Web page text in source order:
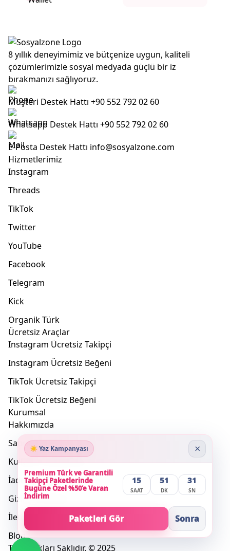
8 yıllık deneyimimiz ve bütçenize uygun, kaliteli
çözümlerimizle sosyal medyada güçlü bir iz
bırakmanızı sağlıyoruz.
Müşteri Destek Hattı +90 552 792 02 60
Whatsapp Destek Hattı +90 552 792 02 60
E-Posta Destek Hattı info@sosyalzone.com
Hizmetlerimiz
Instagram
Threads
TikTok
Twitter
YouTube
Facebook
Telegram
Kick
Organik Türk
Ücretsiz Araçlar
Instagram Ücretsiz Takipçi
Instagram Ücretsiz Beğeni
TikTok Ücretsiz Takipçi
TikTok Ücretsiz Beğeni
Kurumsal
Hakkımızda
Satış Sözleşmesi
Kullanım Sözleşmesi
İade Koşulları
Gizlilik Politikası
İletişim
Blog
Tüm Hakları Saklıdır. © 2025
☀️ Yaz Kampanyası ×
Premium Türk ve Garantili
Takipçi Paketlerinde
Bugüne Özel %50'e Varan
İndirim
15
SAAT
51
DK
31
SN
Paketleri Gör Sonra